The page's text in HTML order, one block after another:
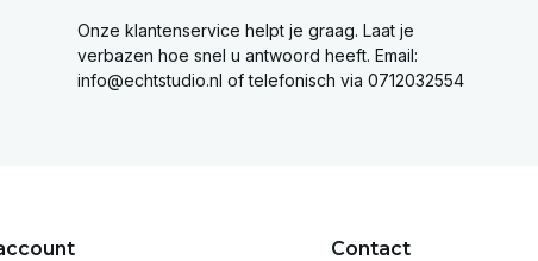
Onze klantenservice helpt je graag. Laat je
verbazen hoe snel u antwoord heeft. Email:
info@echtstudio.nl of telefonisch via 0712032554
Contact